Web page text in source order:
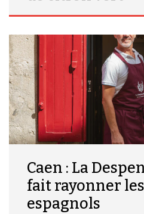
Caen : La
fait rayonner
espagnols